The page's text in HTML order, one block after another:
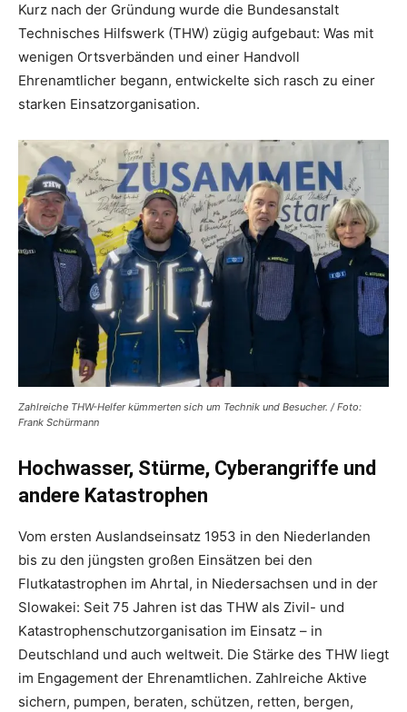
Kurz nach der Gründung wurde die Bundesanstalt
Technisches Hilfswerk (THW) zügig aufgebaut: Was mit
wenigen Ortsverbänden und einer Handvoll
Ehrenamtlicher begann, entwickelte sich rasch zu einer
starken Einsatzorganisation.
Zahlreiche THW-Helfer kümmerten sich um Technik und Besucher. / Foto:
Frank Schürmann
Hochwasser, Stürme, Cyberangriffe und
andere Katastrophen
Vom ersten Auslandseinsatz 1953 in den Niederlanden
bis zu den jüngsten großen Einsätzen bei den
Flutkatastrophen im Ahrtal, in Niedersachsen und in der
Slowakei: Seit 75 Jahren ist das THW als Zivil- und
Katastrophenschutzorganisation im Einsatz – in
Deutschland und auch weltweit. Die Stärke des THW liegt
im Engagement der Ehrenamtlichen. Zahlreiche Aktive
sichern, pumpen, beraten, schützen, retten, bergen,